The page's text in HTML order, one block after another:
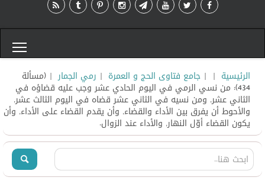
الرئيسية |
| جامع فتاوى الحج و العمرة | رمي الجمار | (مسألة
434): من نسي الرمي في اليوم الحادي عشر وجب عليه قضاؤه في
الثاني عشر, ومن نسيه في الثاني عشر قضاه في اليوم الثالث عشر,
والأحوط أن يفرق بين الأداء والقضاء, وأن يقدم القضاء على الأداء, وأن
يكون القضاء أوّل النهار, والأداء عند الزوال.